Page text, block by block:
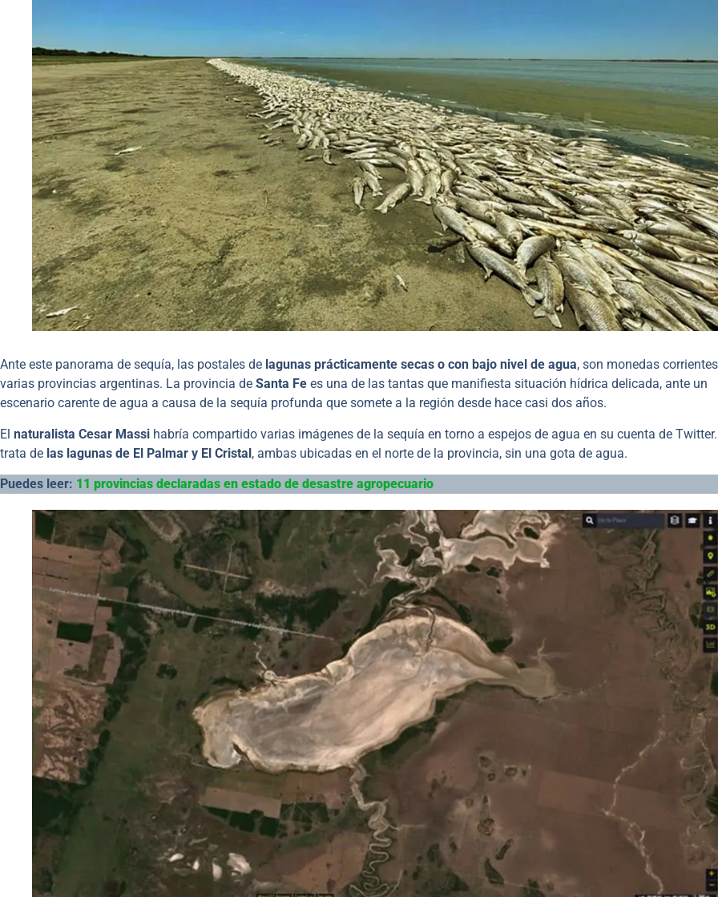
Ante este panorama de sequía, las postales de lagunas prácticamente secas o con bajo nivel de agua, son monedas
varias provincias argentinas. La provincia de Santa Fe es una de las tantas que manifiesta situación hídrica delicada, ante un
escenario carente de agua a causa de la sequía profunda que somete a la región desde hace casi dos años.
El naturalista Cesar Massi habría compartido varias imágenes de la sequía en torno a espejos de agua en su cuenta de
trata de las lagunas de El Palmar y El Cristal, ambas ubicadas en el norte de la provincia, sin una gota de agua.
Puedes leer: 11 provincias declaradas en estado de desastre agropecuario